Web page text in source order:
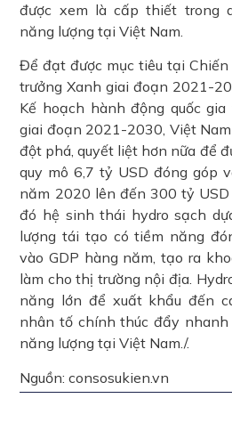
được xem là cấp thiết trong
năng lượng tại Việt Nam.
Để đạt được mục tiêu tại Chiến
trưởng Xanh giai đoạn 2021-
Kế hoạch hành động quốc
giai đoạn 2021-2030, Việt
đột phá, quyết liệt hơn nữa để
quy mô 6,7 tỷ USD đóng góp
năm 2020 lên đến 300 tỷ
đó hệ sinh thái hydro sạch
lượng tái tạo có tiềm năng
vào GDP hàng năm, tạo ra
làm cho thị trường nội địa.
năng lớn để xuất khẩu đến
nhân tố chính thúc đẩy nhanh
năng lượng tại Việt Nam./.
Nguồn: consosukien.vn